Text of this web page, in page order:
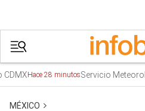
Hace 28 minutosServicio
MÉXICO